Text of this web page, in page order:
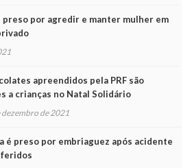
preso por agredir e manter mulher em
apreendidos pela PRF são
a crianças no Natal Solidário
dezembro de 2021
é preso por embriaguez após acidente
feridos